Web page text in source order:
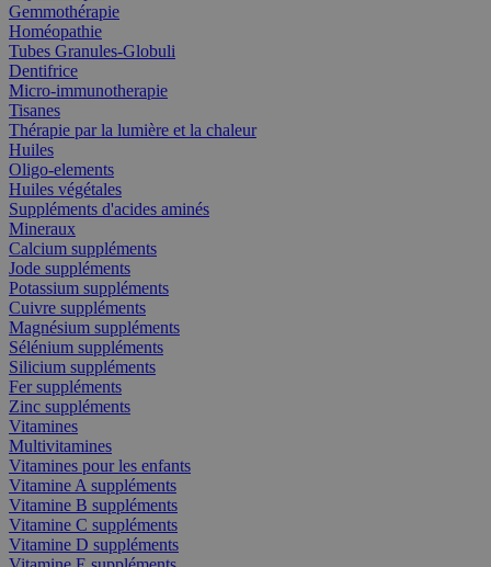
Gemmothérapie
Homéopathie
Tubes Granules-Globuli
Dentifrice
Micro-immunotherapie
Tisanes
Thérapie par la lumière et la chaleur
Huiles
Oligo-elements
Huiles végétales
Suppléments d'acides aminés
Mineraux
Calcium suppléments
Jode suppléments
Potassium suppléments
Cuivre suppléments
Magnésium suppléments
Sélénium suppléments
Silicium suppléments
Fer suppléments
Zinc suppléments
Vitamines
Multivitamines
Vitamines pour les enfants
Vitamine A suppléments
Vitamine B suppléments
Vitamine C suppléments
Vitamine D suppléments